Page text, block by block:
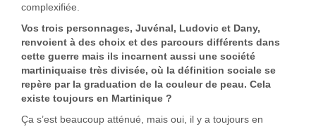
complexifiée.
Vos trois personnages, Juvénal, Ludovic et Dany,
renvoient à des choix et des parcours différents dans
cette guerre mais ils incarnent aussi une société
martiniquaise très divisée, où la définition sociale se
repère par la graduation de la couleur de peau. Cela
existe toujours en Martinique ?
Ça s’est beaucoup atténué, mais oui, il y a toujours en